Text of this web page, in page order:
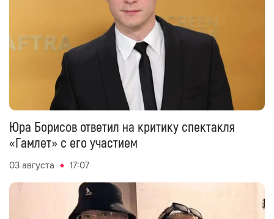
Юра Борисов ответил на критику спектакля
«Гамлет» с его участием
03 августа 17:07